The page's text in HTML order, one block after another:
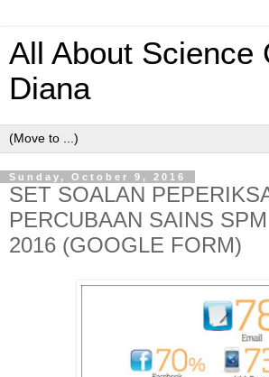
All About Science
Diana
Sunday, October 9, 2016
SET SOALAN
PERCUBAAN SAINS
2016 (GOOGLE FORM)